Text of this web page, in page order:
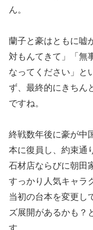
ん。
蘭子と豪はともに嘘
対もんてきて」「無
なってください」と
ず、最終的にきちん
ですね。
終戦数年後に豪が中
本に復員し、約束通
石材店ならびに朝田
すっかり人気キャラ
当初の台本を変更し
ズ展開があるかも？